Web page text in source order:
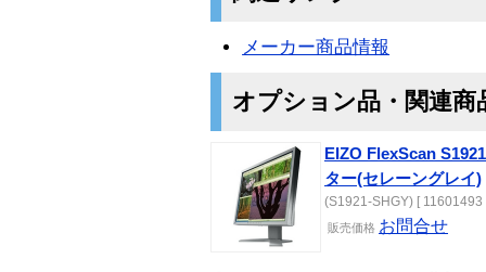
メーカー商品情報
オプション品・関連商
EIZO FlexScan
ター(セレーングレイ)
(S1921-SHGY) [ 11601493
販売価格 お問合せ